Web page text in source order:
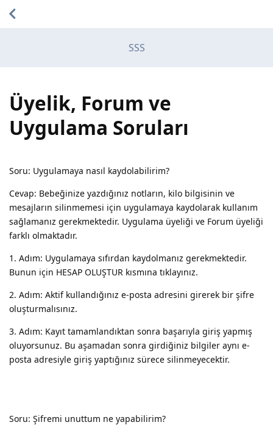
SSS
Üyelik, Forum ve
Uygulama Soruları
Soru: Uygulamaya nasıl kaydolabilirim?
Cevap: Bebeğinize yazdığınız notların, kilo bilgisinin ve
mesajların silinmemesi için uygulamaya kaydolarak kullanım
sağlamanız gerekmektedir. Uygulama üyeliği ve Forum üyeliği
farklı olmaktadır.
1. Adım: Uygulamaya sıfırdan kaydolmanız gerekmektedir.
Bunun için HESAP OLUŞTUR kısmına tıklayınız.
2. Adım: Aktif kullandığınız e-posta adresini girerek bir şifre
oluşturmalısınız.
3. Adım: Kayıt tamamlandıktan sonra başarıyla giriş yapmış
oluyorsunuz. Bu aşamadan sonra girdiğiniz bilgiler aynı e-
posta adresiyle giriş yaptığınız sürece silinmeyecektir.
Soru: Şifremi unuttum ne yapabilirim?